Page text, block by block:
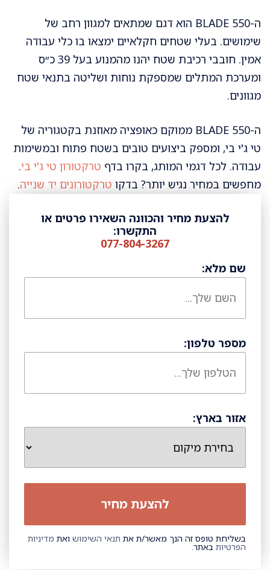
ה-BLADE 550 הוא דגם שמתאים למגוון רחב של
שימושים. בעלי שטחים חקלאיים ימצאו בו כלי עבודה
אמין. חובבי רכיבת שטח יהנו מהמנוע בעל 39 כ״ס
ומערכת המתלים שמספקת נוחות ושליטה בתנאי שטח
מגוונים.
ה-BLADE 550 ממוקם כאופציה מאוזנת בקטגוריה של
טי ג'י בי, ומספק ביצועים טובים בשטח פתוח ובמשימות
עבודה. לכל דגמי המותג, בקרו בדף טרקטורון טי ג'י בי.
מחפשים במחיר נגיש יותר? בדקו טרקטורונים יד שנייה.
להצעת מחיר והכוונה השאירו פרטים או
התקשרו:
077-804-3267
שם מלא:
מספר טלפון:
אזור בארץ:
בשליחת טופס זה הנך מאשר/ת את תנאי השימוש ואת מדיניות
הפרטיות באתר.